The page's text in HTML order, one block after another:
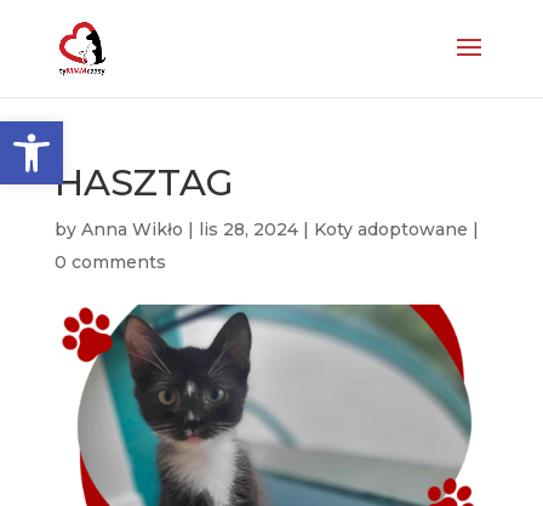
Otwórz pasek narzędzi
HASZTAG
by Anna Wikło | lis 28, 2024| Koty adoptowane |
0 comments